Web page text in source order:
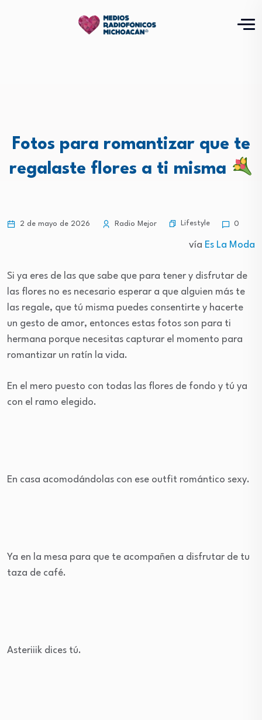
Fotos para romantizar que te
regalaste flores a ti misma
2 de mayo de 2026 Radio Mejor Lifestyle 0
vía Es La Moda
Si ya eres de las que sabe que para tener y disfrutar de
las flores no es necesario esperar a que alguien más te
las regale, que tú misma puedes consentirte y hacerte
un gesto de amor, entonces estas fotos son para ti
hermana porque necesitas capturar el momento para
romantizar un ratín la vida.
En el mero puesto con todas las flores de fondo y tú ya
con el ramo elegido.
En casa acomodándolas con ese outfit romántico sexy.
Ya en la mesa para que te acompañen a disfrutar de tu
taza de café.
Asteriiik dices tú.